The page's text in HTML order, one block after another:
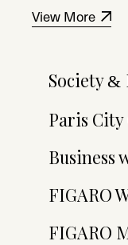
View More
Society&
Paris City
Business
FIGARO
FIGARO